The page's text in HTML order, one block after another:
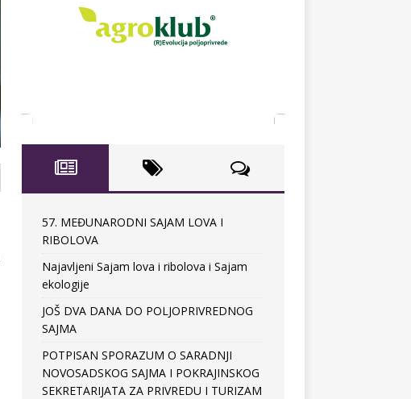
57. MEĐUNARODNI SAJAM LOVA I
RIBOLOVA
Najavljeni Sajam lova i ribolova i Sajam
ekologije
JOŠ DVA DANA DO POLJOPRIVREDNOG
SAJMA
POTPISAN SPORAZUM O SARADNJI
NOVOSADSKOG SAJMA I POKRAJINSKOG
SEKRETARIJATA ZA PRIVREDU I TURIZAM